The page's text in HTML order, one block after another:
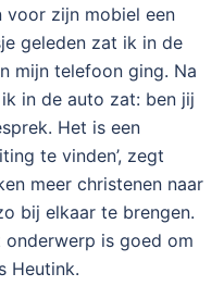
voor zijn mobiel een
geleden zat ik in de
mijn telefoon ging. Na
in de auto zat: ben jij
Het is een
te vinden’, zegt
meer christenen naar
bij elkaar te brengen.
onderwerp is goed om
Heutink.